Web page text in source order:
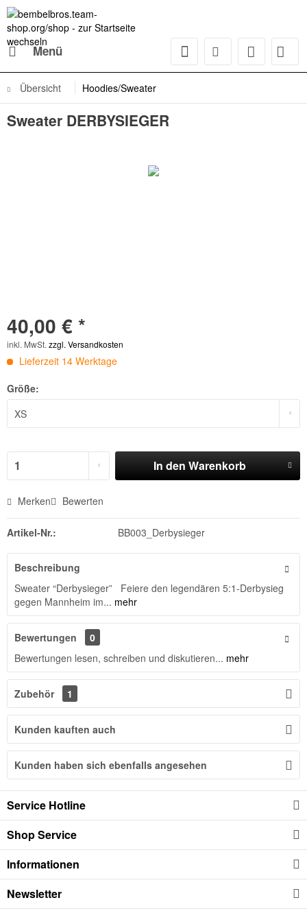
Menü
Übersicht Hoodies/Sweater
Sweater DERBYSIEGER
40,00 € *
inkl. MwSt. zzgl. Versandkosten
Lieferzeit 14 Werktage
Größe:
In den Warenkorb
Merken Bewerten
Artikel-Nr.: BB003_Derbysieger
Beschreibung
Sweater “Derbysieger” Feiere den legendären 5:1-Derbysieg
gegen Mannheim im... mehr
Bewertungen
0
Bewertungen lesen, schreiben und diskutieren... mehr
Zubehör 1
Kunden kauften auch
Kunden haben sich ebenfalls angesehen
Service Hotline
Shop Service
Informationen
Newsletter